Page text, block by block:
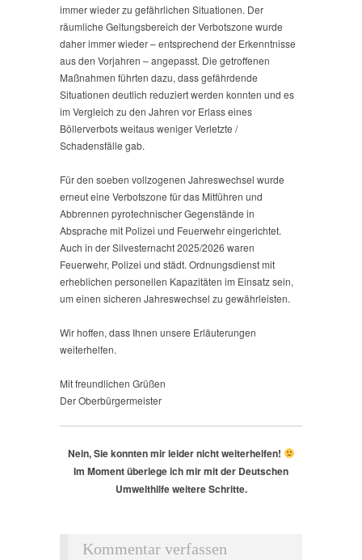
immer wieder zu gefährlichen Situationen. Der
räumliche Geltungsbereich der Verbotszone wurde
daher immer wieder – entsprechend der Erkenntnisse
aus den Vorjahren – angepasst. Die getroffenen
Maßnahmen führten dazu, dass gefährdende
Situationen deutlich reduziert werden konnten und es
im Vergleich zu den Jahren vor Erlass eines
Böllerverbots weitaus weniger Verletzte /
Schadensfälle gab.
Für den soeben vollzogenen Jahreswechsel wurde
erneut eine Verbotszone für das Mitführen und
Abbrennen pyrotechnischer Gegenstände in
Absprache mit Polizei und Feuerwehr eingerichtet.
Auch in der Silvesternacht 2025/2026 waren
Feuerwehr, Polizei und städt. Ordnungsdienst mit
erheblichen personellen Kapazitäten im Einsatz sein,
um einen sicheren Jahreswechsel zu gewährleisten.
Wir hoffen, dass Ihnen unsere Erläuterungen
weiterhelfen.
Mit freundlichen Grüßen
Der Oberbürgermeister
Nein, Sie konnten mir leider nicht weiterhelfen!
Im Moment überlege ich mir mit der Deutschen
Umwelthilfe weitere Schritte.
Kommentar verfassen